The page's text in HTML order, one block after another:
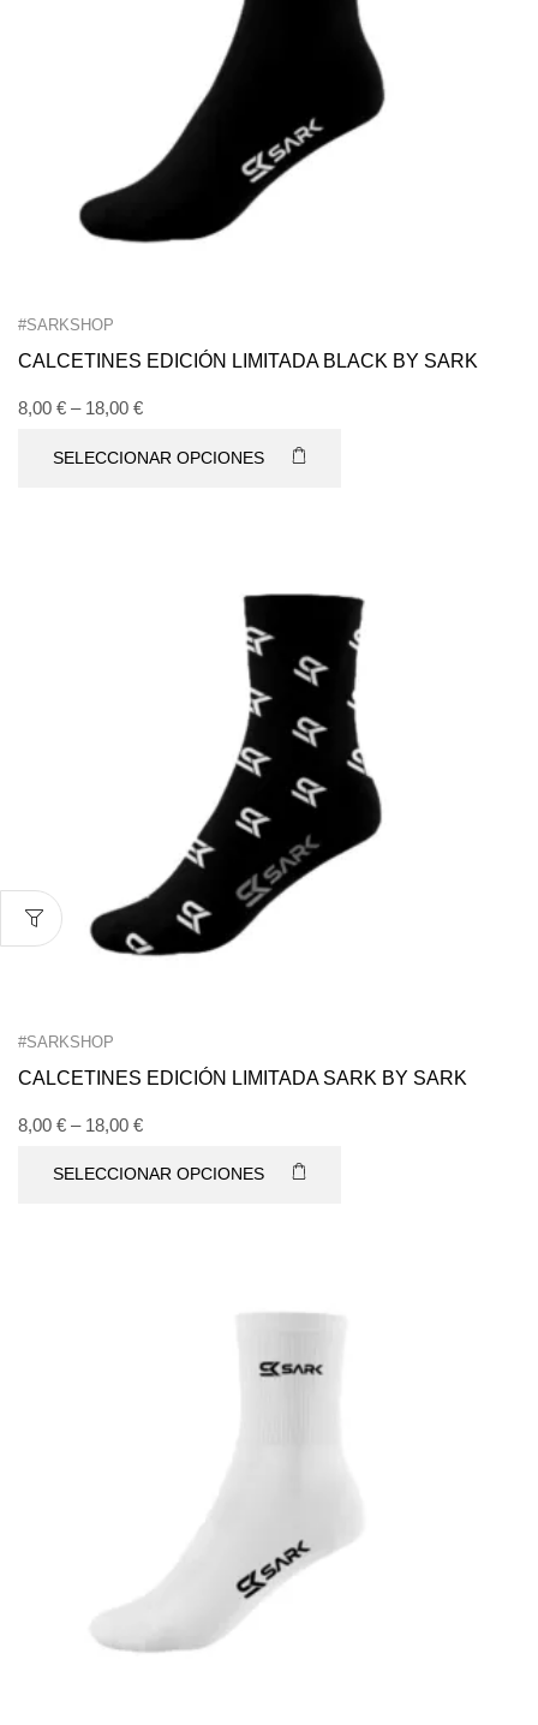
#SARKSHOP
CALCETINES EDICIÓN LIMITADA BLACK BY SARK
8,00 € – 18,00 €
SELECCIONAR OPCIONES
#SARKSHOP
CALCETINES EDICIÓN LIMITADA SARK BY SARK
8,00 € – 18,00 €
SELECCIONAR OPCIONES